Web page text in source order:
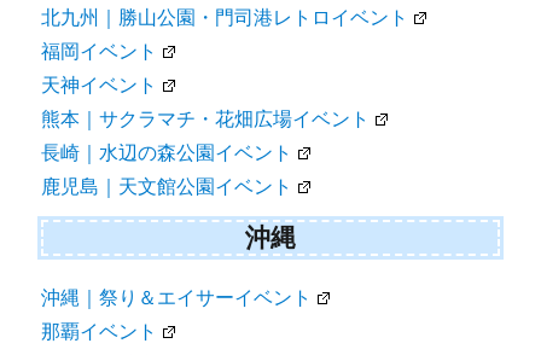
北九州｜勝山公園・門司港レトロイベント
福岡イベント
天神イベント
熊本｜サクラマチ・花畑広場イベント
長崎｜水辺の森公園イベント
鹿児島｜天文館公園イベント
沖縄
沖縄｜祭り＆エイサーイベント
那覇イベント